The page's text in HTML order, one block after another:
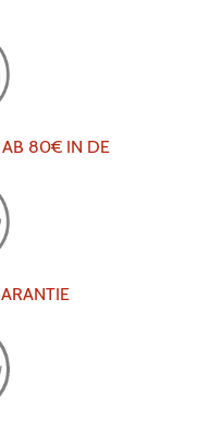
AB 80€ IN DE